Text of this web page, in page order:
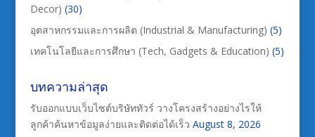
Decor) (30)
อุตสาหกรรมและการผลิต (Industrial & Manufacturing) (5)
เทคโนโลยีและการศึกษา (Tech, Gadgets & Education) (5)
บทความล่าสุด
รับออกแบบเว็บไซต์บริษัททัวร์ วางโครงสร้างอย่างไรให้
ลูกค้าค้นหาข้อมูลง่ายและติดต่อได้เร็ว August 8, 2026